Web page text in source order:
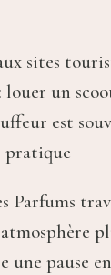
sites
louer un
est
pratique
Parfums
une pause